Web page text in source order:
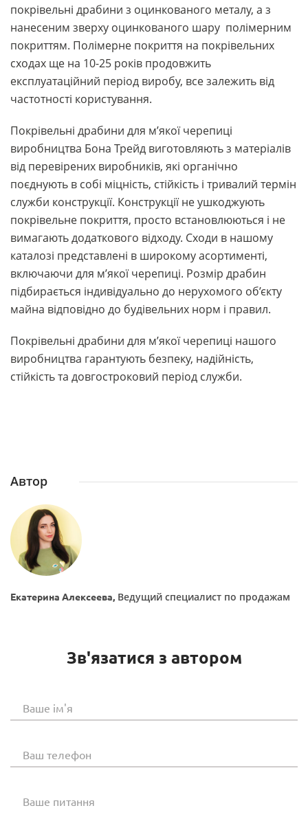
покрівельні драбини з оцинкованого металу, а з
нанесеним зверху оцинкованого шару полімерним
покриттям. Полімерне покриття на покрівельних
сходах ще на 10-25 років продовжить
експлуатаційний період виробу, все залежить від
частотності користування.
Покрівельні драбини для м’якої черепиці
виробництва Бона Трейд виготовляють з матеріалів
від перевірених виробників, які органічно
поєднують в собі міцність, стійкість і тривалий термін
служби конструкції. Конструкції не ушкоджують
покрівельне покриття, просто встановлюються і не
вимагають додаткового відходу. Сходи в нашому
каталозі представлені в широкому асортименті,
включаючи для м’якої черепиці. Розмір драбин
підбирається індивідуально до нерухомого об’єкту
майна відповідно до будівельних норм і правил.
Покрівельні драбини для м’якої черепиці нашого
виробництва гарантують безпеку, надійність,
стійкість та довгостроковий період служби.
Автор
Екатерина Алексеева, Ведущий специалист по продажам
Зв'язатися з автором
Ваше ім'я
Ваш телефон
Ваше питання